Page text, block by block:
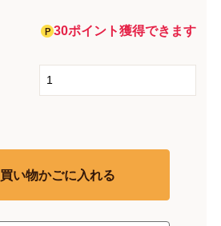
30ポイント獲得できます
買い物かごに入れる